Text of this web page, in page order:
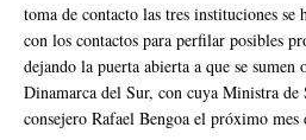
toma de contacto las tres instituciones
con los contactos para perfilar posibles
dejando la puerta abierta a que se sumen
Dinamarca del Sur, con cuya Ministra de
consejero Rafael Bengoa el próximo mes